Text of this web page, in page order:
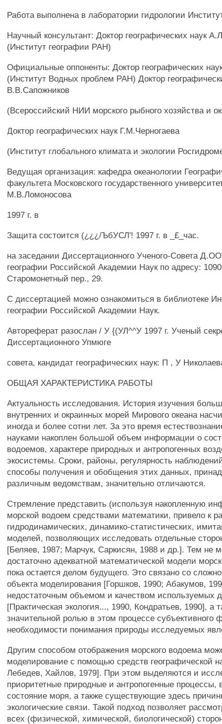
Работа выполнена в лаборатории гидрологии
Научный консультант: Доктор географических наук
(Институт географии РАН)
Официальные оппоненты: Доктор географических
(Институт Водных проблем РАН) Доктор
В.В.Сапожников
(Всероссийский НИИ морского рыбного хозяйства и
Доктор географических наук Г.М.Черногаева
(Институт глобального климата и экологии
Ведущая организация: кафедра океанологии
факультета Московского государственного
М.В.Ломоносова
1997 г. в
Защита состоится (¿¿¿/ЪбУСЛ'! 1997 г. в _£_час.
на заседании Диссертационного Ученого-Совета
географии Российской Академии Наук по адресу:
Старомонетный пер., 29.
С диссертацией можно ознакомиться в библиотеке
географии Российской Академии Наук.
Автореферат разослан / У {(УЛ^^У 1997 г. Ученый
Диссертационного Упмюге
совета, кандидат географических наук: П , У
ОБЩАЯ ХАРАКТЕРИСТИКА РАБОТЫ
Актуальность исследования. История изучения
внутренних и окраинных морей Мирового океана
иногда и более сотни лет. За это время
науками накоплен большой объем информации о
водоемов, характере природных и антропогенных
экосистемы. Сроки, районы, регулярность
способы получения и обобщения этих данных,
различным ведомствам, значительно отличаются.
Стремление представить (используя накопленную
морской водоем средствами математики, привело к
гидродинамических, динамико-статистических,
моделей, позволяющих исследовать отдельные
[Беляев, 1987; Марчук, Саркисян, 1988 и др.]. Тем не
достаточно адекватной математической модели
пока остается делом будущего. Это связано со
объекта моделирования [Горшков, 1990; Абакумов,
недостаточным объемом и качеством используемых
[Практическая экология..., 1990, Кондратьев, 1990], а
значительной ролью в этом процессе субъективного
необходимости понимания природы исследуемых
Другим способом отображения морского водоема
моделирование с помощью средств географической
Лебедев, Хайлов, 1979]. При этом выделяются и
приоритетные природные и антропогенные
состояние моря, а также существующие здесь
экологические связи. Такой подход позволяет
всех (физической, химической, биологической)